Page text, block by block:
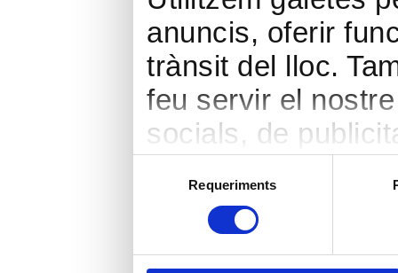
anuncis, oferir
trànsit del lloc.
feu servir el
socials, de
hàgiu
heu fet dels seus
consentiment
Requeriments